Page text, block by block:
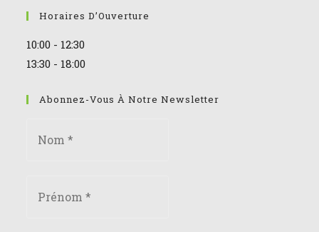
Horaires D’Ouverture
10:00 - 12:30
13:30 - 18:00
Abonnez-Vous À Notre Newsletter